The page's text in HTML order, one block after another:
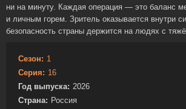
ни на минуту. Каждая операция — это баланс
и личным горем. Зритель оказывается внутри
безопасность страны держится на людях с
Сезон: 1
Серия: 16
Год выпуска: 2026
Страна: Россия